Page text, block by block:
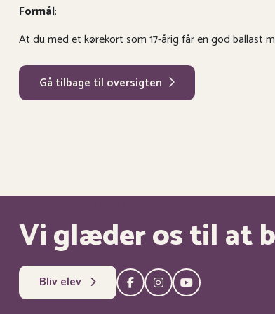
Formål:
At du med et kørekort som 17-årig får en god ballast
Gå tilbage til oversigten
Vi glæder os til at
Bliv elev